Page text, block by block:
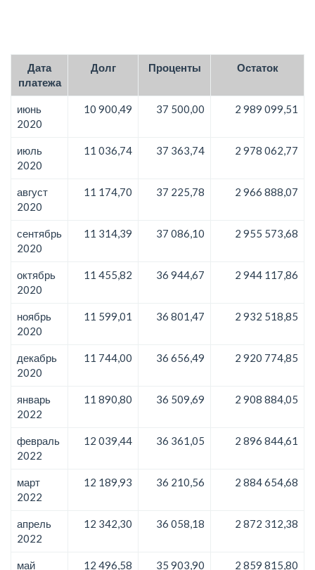
Дата
платежа
Долг Проценты Остаток
июнь
2020
10 900,49 37 500,00 2 989 099,51
июль
2020
11 036,74 37 363,74 2 978 062,77
август
2020
11 174,70 37 225,78 2 966 888,07
сентябрь
2020
11 314,39 37 086,10 2 955 573,68
октябрь
2020
11 455,82 36 944,67 2 944 117,86
ноябрь
2020
11 599,01 36 801,47 2 932 518,85
декабрь
2020
11 744,00 36 656,49 2 920 774,85
январь
2022
11 890,80 36 509,69 2 908 884,05
февраль
2022
12 039,44 36 361,05 2 896 844,61
март
2022
12 189,93 36 210,56 2 884 654,68
апрель
2022
12 342,30 36 058,18 2 872 312,38
май 12 496,58 35 903,90 2 859 815,80